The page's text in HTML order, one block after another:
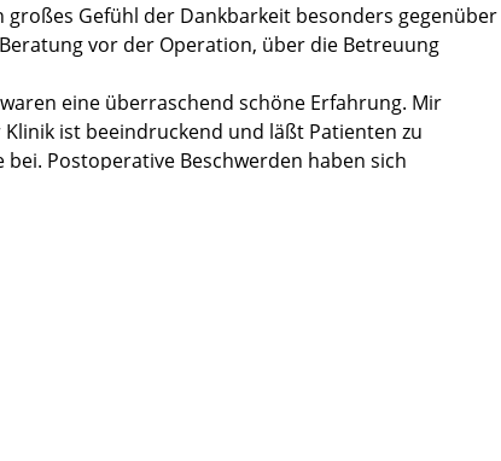
Gefühl der Dankbarkeit besonders gegenüber
vor der Operation, über die Betreuung
eine überraschend schöne Erfahrung. Mir
ist beeindruckend und läßt Patienten zu
Postoperative Beschwerden haben sich
trete ich jetzt noch die Anschlußheilbehandlung